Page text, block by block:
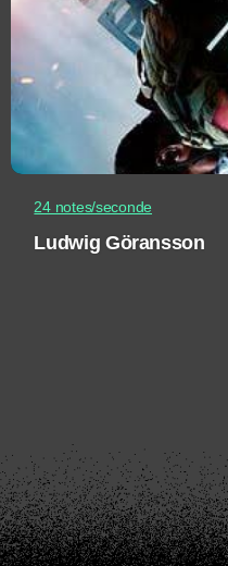
24 notes/seconde
Ludwig Göransson